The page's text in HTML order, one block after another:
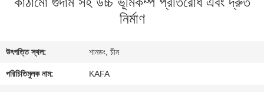
পরিদর্শন
নির্মাণ
উৎপত্তি স্থল: শানডং, চীন
পরিচিতিমুলক নাম: KAFA